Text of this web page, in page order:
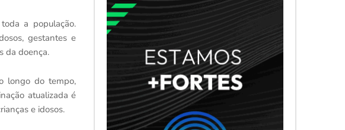
a população.
gestantes e
da doença.
longo do tempo,
atualizada é
e idosos.